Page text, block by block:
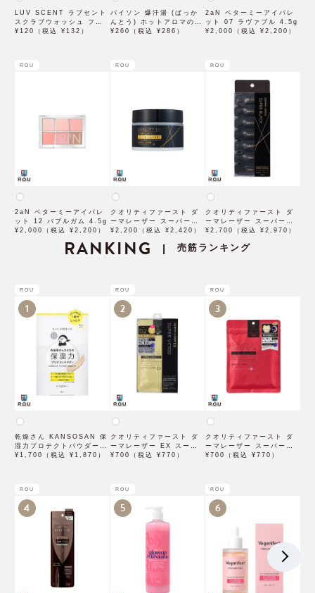
LUV SCENT ラブセント
スクラブウォッシュ フラ
ワーマーケット トライア
¥120（税込 ¥132）
バイソン 爆汗湯 (ばっか
んとう) ホットアロマの香
り 60g 入浴剤
¥260（税込 ¥286）
2aN ベターミーアイパレ
ット 07 ラヴァブル 4.5g
¥2,000（税込 ¥2,200）
ROU
2aN ベターミーアイパレ
ット 12 バブルガム 4.5g
¥2,000（税込 ¥2,200）
ROU
クオリティファースト ダ
ーマレーザー スーパーブ
ラックVC100クリーム
¥2,200（税込 ¥2,420）
ROU
クオリティファースト ダ
ーマレーザー スーパーブ
ラックVC1ショット 28個
¥2,700（税込 ¥2,970）
RANKING | 売筋ランキング
ROU
1
乾燥さん KANSOSAN 保
湿力プロテクトパウダー
10g【BCLカンパニー】
¥1,700（税込 ¥1,870）
ROU
2
クオリティファースト ダ
ーマレーザー EX スーパ
ー VC100 マスク 1枚入
¥700（税込 ¥770）
ROU
3
クオリティファースト ダ
ーマレーザー スーパーレ
チノール100マスク 7枚入
¥700（税込 ¥770）
ROU
4
ROU
5
ROU
6